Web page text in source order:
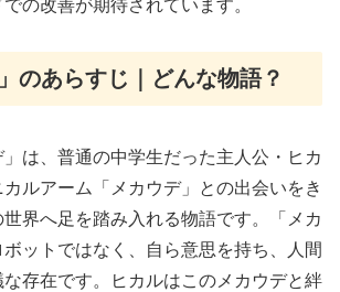
の改善が期待されています。
のあらすじ｜どんな物語？
は、普通の中学生だった主人公・ヒカ
ルアーム「メカウデ」との出会いをき
界へ足を踏み入れる物語です。「メカ
ットではなく、自ら意思を持ち、人間
存在です。ヒカルはこのメカウデと絆